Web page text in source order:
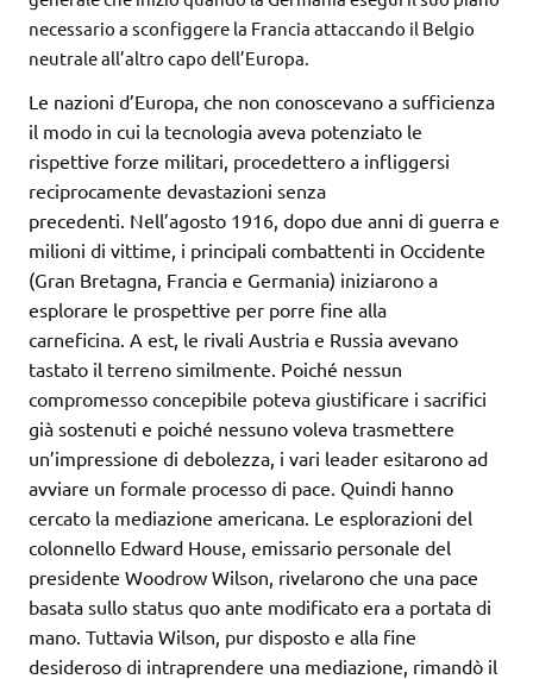
necessario a sconfiggere la Francia attaccando il Belgio
neutrale all’altro capo dell’Europa.
Le nazioni d’Europa, che non conoscevano a sufficienza
il modo in cui la tecnologia aveva potenziato le
rispettive forze militari, procedettero a infliggersi
reciprocamente devastazioni senza
precedenti. Nell’agosto 1916, dopo due anni di guerra e
milioni di vittime, i principali combattenti in Occidente
(Gran Bretagna, Francia e Germania) iniziarono a
esplorare le prospettive per porre fine alla
carneficina. A est, le rivali Austria e Russia avevano
tastato il terreno similmente. Poiché nessun
compromesso concepibile poteva giustificare i sacrifici
già sostenuti e poiché nessuno voleva trasmettere
un’impressione di debolezza, i vari leader esitarono ad
avviare un formale processo di pace. Quindi hanno
cercato la mediazione americana. Le esplorazioni del
colonnello Edward House, emissario personale del
presidente Woodrow Wilson, rivelarono che una pace
basata sullo status quo ante modificato era a portata di
mano. Tuttavia Wilson, pur disposto e alla fine
desideroso di intraprendere una mediazione, rimandò il